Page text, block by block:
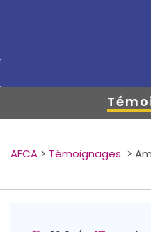
AFCA > Témoignages >